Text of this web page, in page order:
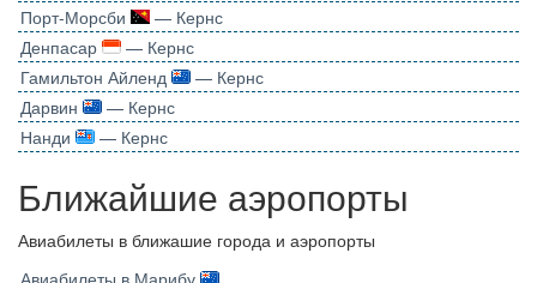
Порт-Морсби
— Кернс
Денпасар
— Кернс
Гамильтон Айленд
— Кернс
Дарвин
— Кернс
Нанди
— Кернс
Ближайшие аэропорты
Авиабилеты в ближашие города и аэропорты
Авиабилеты в Марибу